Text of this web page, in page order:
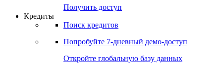
Получить доступ
Кредиты
Поиск кредитов
Попробуйте 7-дневный демо-доступ
Откройте глобальную базу данных